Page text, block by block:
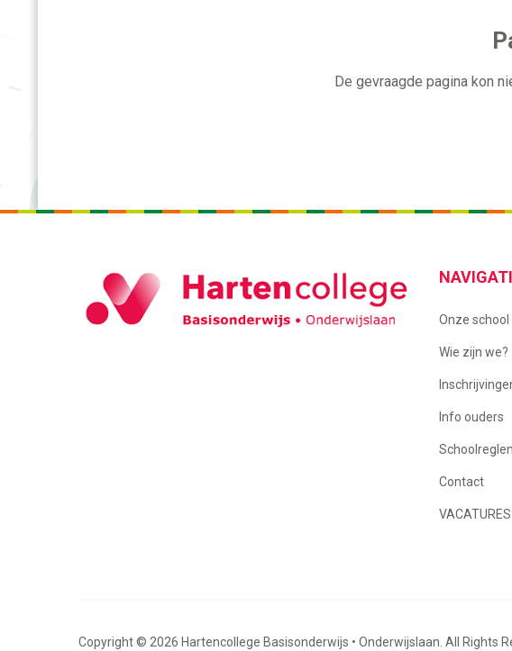
De gevraagde pagina kon
Onze school
Wie zijn we?
Info ouders
Contact
VACATURES
Copyright © 2026 Hartencollege Basisonderwijs • Onderwijslaan. All Rights